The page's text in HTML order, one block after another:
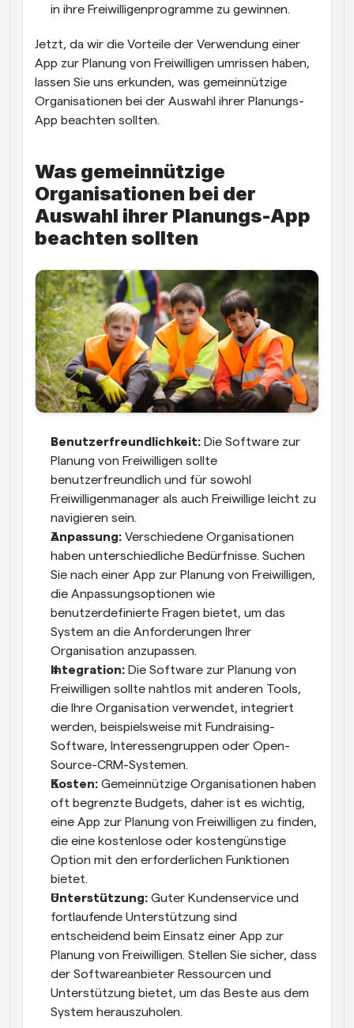
in ihre Freiwilligenprogramme zu gewinnen.
Jetzt, da wir die Vorteile der Verwendung einer
App zur Planung von Freiwilligen umrissen haben,
lassen Sie uns erkunden, was gemeinnützige
Organisationen bei der Auswahl ihrer Planungs-
App beachten sollten.
Was gemeinnützige
Organisationen bei der
Auswahl ihrer Planungs-App
beachten sollten
Benutzerfreundlichkeit: Die Software zur
Planung von Freiwilligen sollte
benutzerfreundlich und für sowohl
Freiwilligenmanager als auch Freiwillige leicht zu
navigieren sein.
Anpassung: Verschiedene Organisationen
haben unterschiedliche Bedürfnisse. Suchen
Sie nach einer App zur Planung von Freiwilligen,
die Anpassungsoptionen wie
benutzerdefinierte Fragen bietet, um das
System an die Anforderungen Ihrer
Organisation anzupassen.
Integration: Die Software zur Planung von
Freiwilligen sollte nahtlos mit anderen Tools,
die Ihre Organisation verwendet, integriert
werden, beispielsweise mit Fundraising-
Software, Interessengruppen oder Open-
Source-CRM-Systemen.
Kosten: Gemeinnützige Organisationen haben
oft begrenzte Budgets, daher ist es wichtig,
eine App zur Planung von Freiwilligen zu finden,
die eine kostenlose oder kostengünstige
Option mit den erforderlichen Funktionen
bietet.
Unterstützung: Guter Kundenservice und
fortlaufende Unterstützung sind
entscheidend beim Einsatz einer App zur
Planung von Freiwilligen. Stellen Sie sicher, dass
der Softwareanbieter Ressourcen und
Unterstützung bietet, um das Beste aus dem
System herauszuholen.